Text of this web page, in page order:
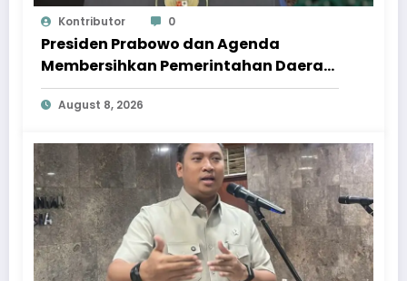
Kontributor 0
Presiden Prabowo dan Agenda
Membersihkan Pemerintahan Daerah
dari Korupsi
August 8, 2026